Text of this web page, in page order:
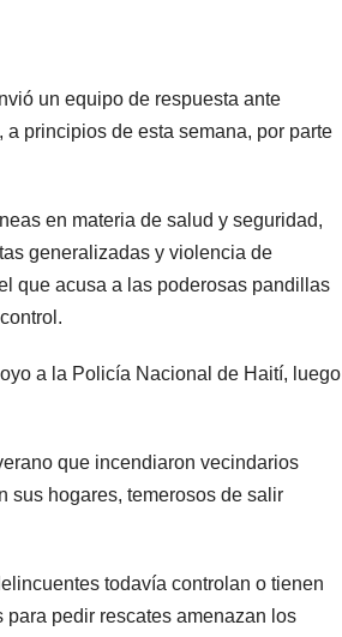
un equipo de respuesta ante
principios de esta semana, por parte
en materia de salud y seguridad,
generalizadas y violencia de
que acusa a las poderosas pandillas
a la Policía Nacional de Haití, luego
que incendiaron vecindarios
sus hogares, temerosos de salir
todavía controlan o tienen
pedir rescates amenazan los